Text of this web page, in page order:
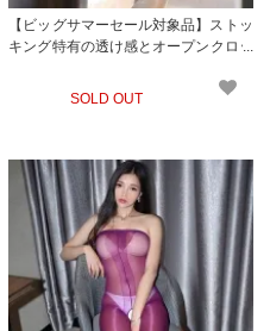
【ビッグサマーセール対象品】ストッ
キング特有の透け感とオープンクロッ
ディストッキング(STOCKING) ホワイ
SOLD OUT